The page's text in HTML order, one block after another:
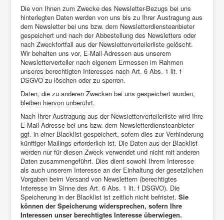
Die von Ihnen zum Zwecke des Newsletter-Bezugs bei uns
hinterlegten Daten werden von uns bis zu Ihrer Austragung aus
dem Newsletter bei uns bzw. dem Newsletterdiensteanbieter
gespeichert und nach der Abbestellung des Newsletters oder
nach Zweckfortfall aus der Newsletterverteilerliste gelöscht.
Wir behalten uns vor, E-Mail-Adressen aus unserem
Newsletterverteiler nach eigenem Ermessen im Rahmen
unseres berechtigten Interesses nach Art. 6 Abs. 1 lit. f
DSGVO zu löschen oder zu sperren.
Daten, die zu anderen Zwecken bei uns gespeichert wurden,
bleiben hiervon unberührt.
Nach Ihrer Austragung aus der Newsletterverteilerliste wird Ihre
E-Mail-Adresse bei uns bzw. dem Newsletterdiensteanbieter
ggf. in einer Blacklist gespeichert, sofern dies zur Verhinderung
künftiger Mailings erforderlich ist. Die Daten aus der Blacklist
werden nur für diesen Zweck verwendet und nicht mit anderen
Daten zusammengeführt. Dies dient sowohl Ihrem Interesse
als auch unserem Interesse an der Einhaltung der gesetzlichen
Vorgaben beim Versand von Newslettern (berechtigtes
Interesse im Sinne des Art. 6 Abs. 1 lit. f DSGVO). Die
Speicherung in der Blacklist ist zeitlich nicht befristet. Sie
können der Speicherung widersprechen, sofern Ihre
Interessen unser berechtigtes Interesse überwiegen.